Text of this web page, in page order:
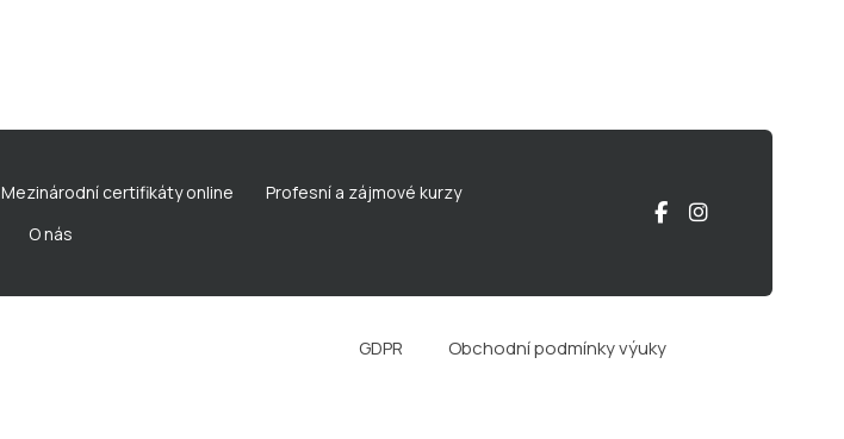
Mezinárodní certifikáty online
Profesní a zájmové kurzy
O nás
GDPR Obchodní podmínky výuky